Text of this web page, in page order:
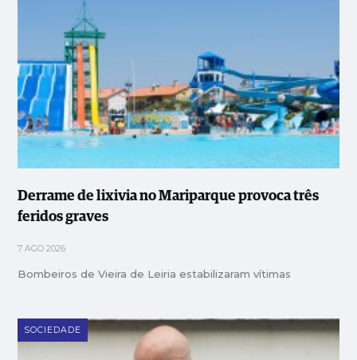
Derrame de lixivia no Mariparque provoca três
feridos graves
7 AGO 2026
Bombeiros de Vieira de Leiria estabilizaram vítimas
SOCIEDADE